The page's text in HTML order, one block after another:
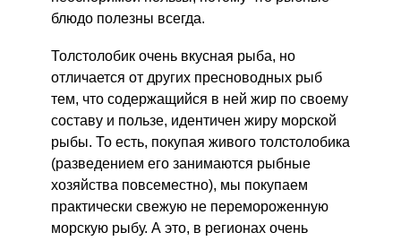
блюдо полезны всегда.
Толстолобик очень вкусная рыба, но
отличается от других пресноводных рыб
тем, что содержащийся в ней жир по своему
составу и пользе, идентичен жиру морской
рыбы. То есть, покупая живого толстолобика
(разведением его занимаются рыбные
хозяйства повсеместно), мы покупаем
практически свежую не перемороженную
морскую рыбу. А это, в регионах очень